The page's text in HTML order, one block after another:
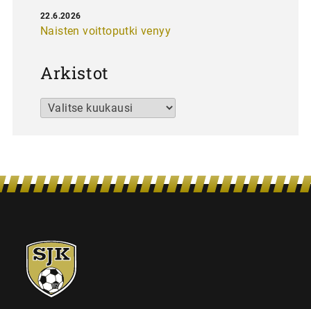
Naisten voittoputki venyy
22.6.2026
Arkistot
Arkistot
SJK-
juniorit